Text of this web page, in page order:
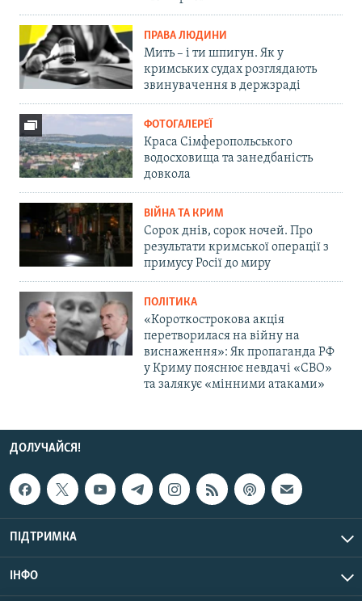
ПРАВА ЛЮДИНИ
Мить – і ти шпигун. Як у
кримських судах розглядають
звинувачення в держзраді
ФОТОГАЛЕРЕЇ
Краса Сімферопольського
водосховища та занедбаність
довкола
ВІЙНА ТА КРИМ
Сорок днів, сорок ночей. Про
результати кримської операції з
примусу Росії до миру
ПОЛІТИКА
«Короткострокова акція
перетворилася на війну на
виснаження»: Як пропаганда РФ
у Криму пояснює невдачі «СВО»
та залякує «мінними атаками»
ДОЛУЧАЙСЯ!
ПІДТРИМКА
ІНФО